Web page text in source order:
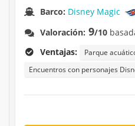
Barco: Disney Magic
Valoración: 9/10
Ventajas:
Parque
Encuentros con personajes